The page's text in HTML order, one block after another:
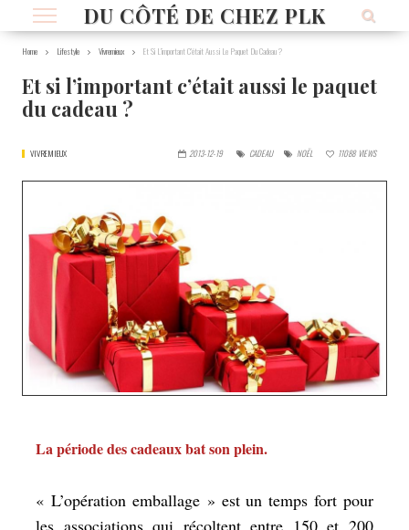
DU CÔTÉ DE CHEZ PLK
Home Lifestyle Vivremieux Et Si L’important C’était Aussi Le Paquet Du Cadeau ?
Et si l’important c’était aussi le paquet
du cadeau ?
VIVREMIEUX 2013-12-19 CADEAU NOËL 11088 VIEWS
La période des cadeaux bat son plein.
« L’opération emballage » est un temps fort pour
les associations qui récoltent entre 150 et 200